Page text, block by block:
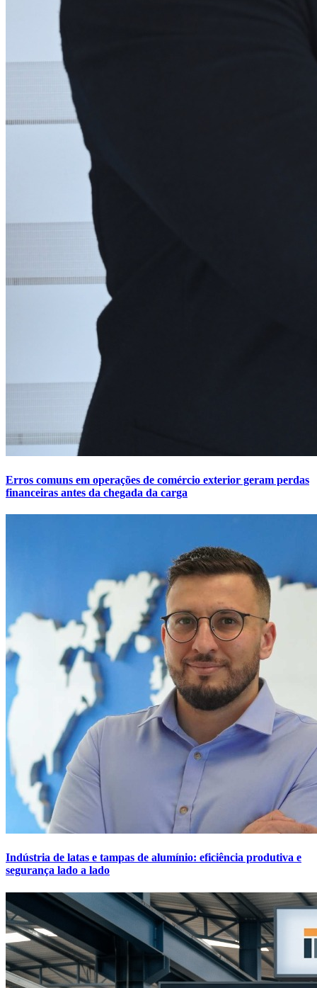
Erros comuns em operações de comércio exterior geram perdas
financeiras antes da chegada da carga
Indústria de latas e tampas de alumínio: eficiência produtiva e
segurança lado a lado